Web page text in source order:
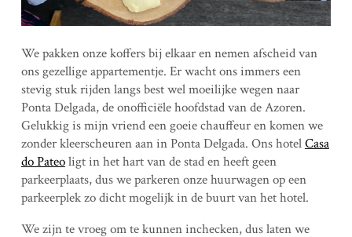
We pakken onze koffers bij elkaar en nemen afscheid van
ons gezellige appartementje. Er wacht ons immers een
stevig stuk rijden langs best wel moeilijke wegen naar
Ponta Delgada, de onofficiële hoofdstad van de Azoren.
Gelukkig is mijn vriend een goeie chauffeur en komen we
zonder kleerscheuren aan in Ponta Delgada. Ons hotelCasa
do Pateoligt in het hart van de stad en heeft geen
parkeerplaats, dus we parkeren onze huurwagen op een
parkeerplek zo dicht mogelijk in de buurt van het hotel.
We zijn te vroeg om te kunnen inchecken, dus laten we